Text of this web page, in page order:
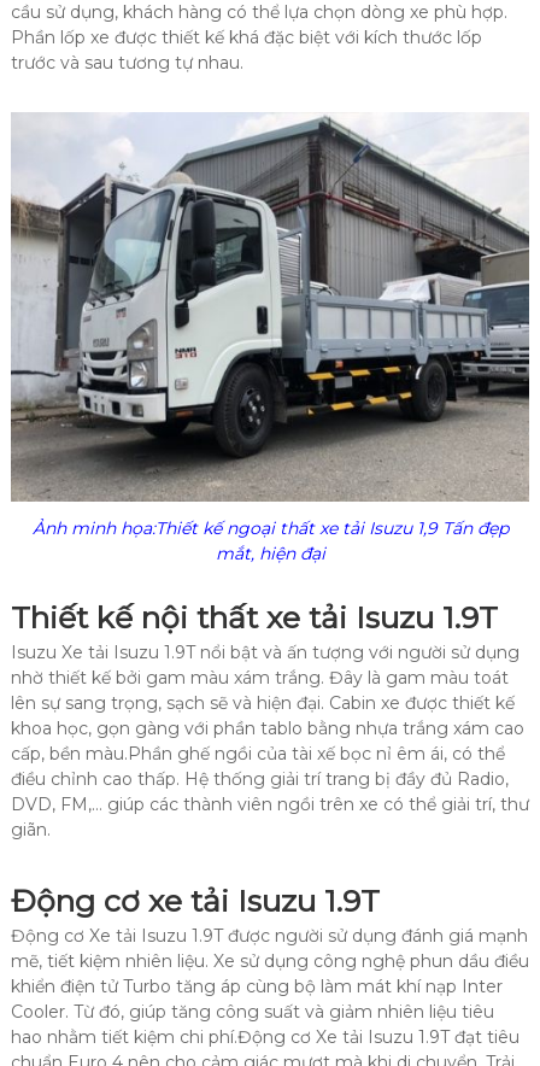
cầu sử dụng, khách hàng có thể lựa chọn dòng xe phù hợp.
Phần lốp xe được thiết kế khá đặc biệt với kích thước lốp
trước và sau tương tự nhau.
Ảnh minh họa:Thiết kế ngoại thất xe tải Isuzu 1,9 Tấn đẹp
mắt, hiện đại
Thiết kế nội thất xe tải Isuzu 1.9T
Isuzu Xe tải Isuzu 1.9T nổi bật và ấn tượng với người sử dụng
nhờ thiết kế bởi gam màu xám trắng. Đây là gam màu toát
lên sự sang trọng, sạch sẽ và hiện đại. Cabin xe được thiết kế
khoa học, gọn gàng với phần tablo bằng nhựa trắng xám cao
cấp, bền màu.Phần ghế ngồi của tài xế bọc nỉ êm ái, có thể
điều chỉnh cao thấp. Hệ thống giải trí trang bị đầy đủ Radio,
DVD, FM,… giúp các thành viên ngồi trên xe có thể giải trí, thư
giãn.
Động cơ xe tải Isuzu 1.9T
Động cơ Xe tải Isuzu 1.9T được người sử dụng đánh giá mạnh
mẽ, tiết kiệm nhiên liệu. Xe sử dụng công nghệ phun dầu điều
khiển điện tử Turbo tăng áp cùng bộ làm mát khí nạp Inter
Cooler. Từ đó, giúp tăng công suất và giảm nhiên liệu tiêu
hao nhằm tiết kiệm chi phí.Động cơ Xe tải Isuzu 1.9T đạt tiêu